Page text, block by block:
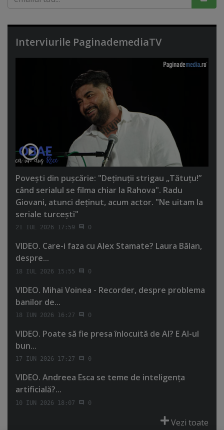
Interviurile PaginademediaTV
Poveşti din puşcărie: "Deţinuţii strigau „Tătuţu!”
când serialul se filma chiar la Rahova". Radu
Giovani, atunci deţinut, acum actor. "Ne uitam la
seriale turceşti"
21 IUL 2026 17:59 0
VIDEO. Care-i faza cu Alex Stamate? Laura Bălan,
despre...
18 IUL 2026 15:55 0
VIDEO. Mihai Voinea - Recorder, despre problema
banilor de...
18 IUN 2026 16:27 0
VIDEO. Poate să fie presa înlocuită de AI? E AI-ul
bun...
17 IUN 2026 17:27 0
VIDEO. Andreea Esca se teme de inteligenţa
artificială?...
10 IUN 2026 18:07 0
Vezi toate